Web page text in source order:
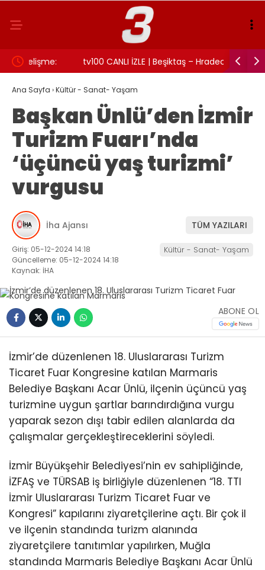
tv100 CANLI İZLE | Beşiktaş – Hradec Kralove
maçı canlı izle!
İzmit
Ana Sayfa ›Kültür - Sanat- Yaşam
Başkan Ünlü’den İzmir
Turizm Fuarı’nda
‘üçüncü yaş turizmi’
vurgusu
İha Ajansı TÜM YAZILARI
Giriş: 05-12-2024 14:18
Güncelleme: 05-12-2024 14:18
Kaynak: İHA
Kültür - Sanat- Yaşam
ABONE OL
İzmir’de düzenlenen 18. Uluslararası Turizm
Ticaret Fuar Kongresine katılan Marmaris
Belediye Başkanı Acar Ünlü, ilçenin üçüncü yaş
turizmine uygun şartlar barındırdığına vurgu
yaparak sezon dışı tabir edilen alanlarda da
çalışmalar gerçekleştireceklerini söyledi.
İzmir Büyükşehir Belediyesi’nin ev sahipliğinde,
İZFAŞ ve TÜRSAB iş birliğiyle düzenlenen “18. TTI
İzmir Uluslararası Turizm Ticaret Fuar ve
Kongresi” kapılarını ziyaretçilerine açtı. Bir çok il
ve ilçenin standında turizm alanında
ziyaretçilere tanıtımlar yapılırken, Muğla
standında Marmaris Belediye Başkanı Acar Ünlü